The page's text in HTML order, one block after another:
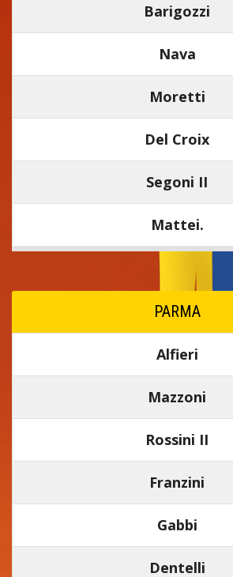
Barigozzi
Nava
Moretti
Del Croix
Segoni II
Mattei.
PARMA
Alfieri
Mazzoni
Rossini II
Franzini
Gabbi
Dentelli